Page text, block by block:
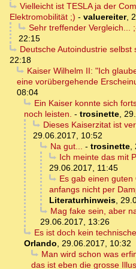
Vielleicht ist TESLA ja der
Elektromobilität ;) - valuereiter,
Sehr treffender Vergleich...
22:15
Deutsche Autoindustrie selbst
22:18
Kaiser Wilhelm II: "Ich
eine vorübergehende
08:04
Ein Kaiser konnte sich
noch leisten. - trosinette,
Dieses Kaiserzitat ist
29.06.2017, 10:52
Na gut... - trosinette,
Ich meinte das mit
29.06.2017, 11:45
Es gab einen
anfangs nicht per
Literaturhinweis,
Mag fake sein, aber
29.06.2017, 13:26
Es ist doch kein
Orlando, 29.06.2017, 10:32
Man wird schon was
das ist eben die grosse